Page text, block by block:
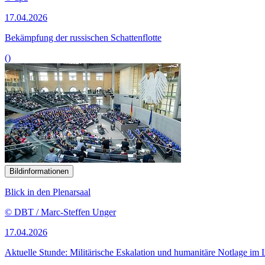
17.04.2026
Bekämpfung der russischen Schattenflotte
()
Bildinformationen
Blick in den Plenarsaal
© DBT / Marc-Steffen Unger
17.04.2026
Aktuelle Stunde: Militärische Eskalation und humanitäre Notlage im